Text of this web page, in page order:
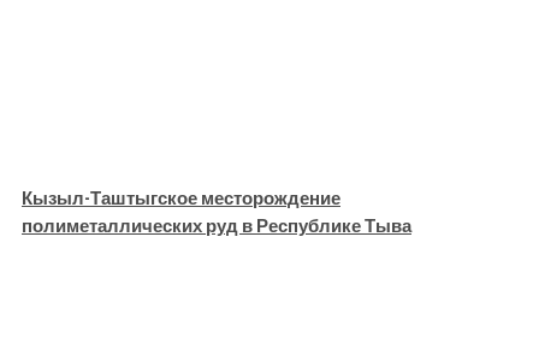
Кызыл-Таштыгское месторождение
полиметаллических руд в Республике Тыва